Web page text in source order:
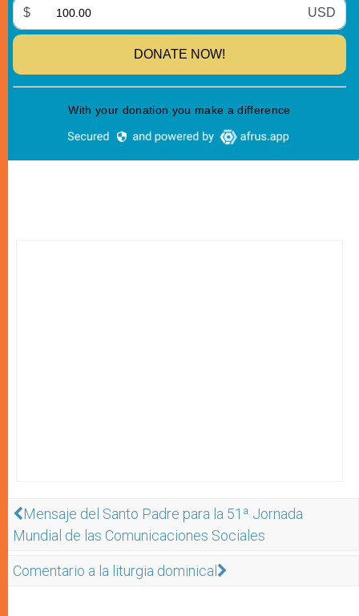
Mensaje del Santo Padre para la 51ª Jornada
Mundial de las Comunicaciones Sociales
Comentario a la liturgia dominical